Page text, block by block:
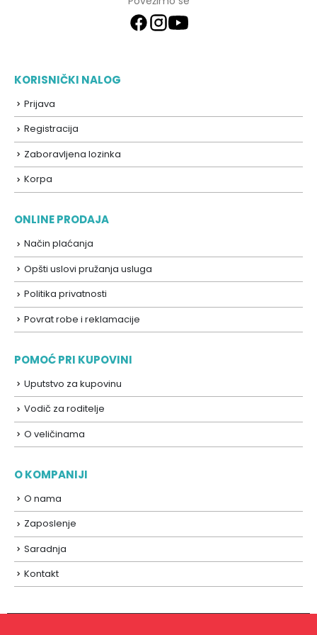
KORISNIČKI NALOG
Prijava
Registracija
Zaboravljena lozinka
Korpa
ONLINE PRODAJA
Način plaćanja
Opšti uslovi pružanja usluga
Politika privatnosti
Povrat robe i reklamacije
POMOĆ PRI KUPOVINI
Uputstvo za kupovinu
Vodič za roditelje
O veličinama
O KOMPANIJI
O nama
Zaposlenje
Saradnja
Kontakt